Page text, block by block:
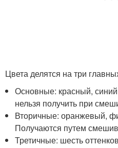
Цвета делятся на три
Основные: красный,
нельзя получить при
Вторичные: оранжевый,
Получаются путем
Третичные: шесть